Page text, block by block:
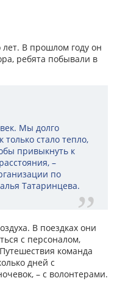
лет. В прошлом году он
ребята побывали в
Мы долго
только стало тепло,
привыкнуть к
–
по
Татаринцева.
В поездках они
с персоналом,
команда
дней с
– с волонтерами.